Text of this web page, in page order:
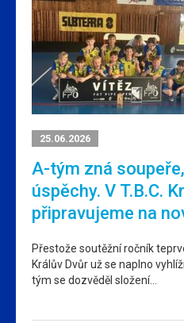
25.06.2026
A-tým zná
úspěchy. V T.B.C.
připravujeme na
Přestože soutěžní ročník
Králův Dvůr už se naplno
tým se dozvěděl složení…